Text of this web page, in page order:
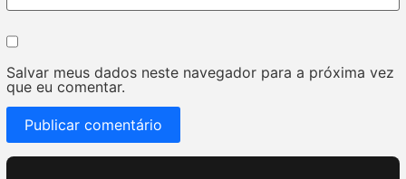
Salvar meus dados neste navegador para a próxima vez
que eu comentar.